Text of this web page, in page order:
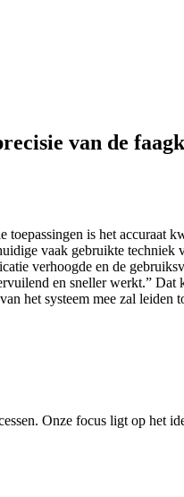
van de
is het accuraat
vaak gebruikte
verhoogde en de
en sneller werkt.”
het systeem mee zal leiden
Onze focus ligt op het